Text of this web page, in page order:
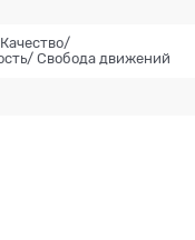
Свобода движений